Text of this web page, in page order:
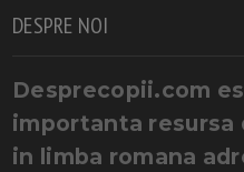
DESPRE NOI
Desprecopii.com
importanta
in limba romana